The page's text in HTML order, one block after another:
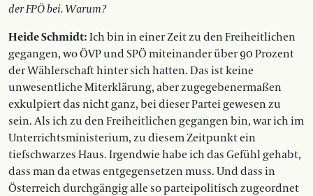
der FPÖ bei. Warum?
Heide Schmidt: Ich bin in einer Zeit zu den Freiheitlichen
gegangen, wo ÖVP und SPÖ miteinander über 90 Prozent
der Wählerschaft hinter sich hatten. Das ist keine
unwesentliche Miterklärung, aber zugegebenermaßen
exkulpiert das nicht ganz, bei dieser Partei gewesen zu
sein. Als ich zu den Freiheitlichen gegangen bin, war ich im
Unterrichtsministerium, zu diesem Zeitpunkt ein
tiefschwarzes Haus. Irgendwie habe ich das Gefühl gehabt,
dass man da etwas entgegensetzen muss. Und dass in
Österreich durchgängig alle so parteipolitisch zugeordnet